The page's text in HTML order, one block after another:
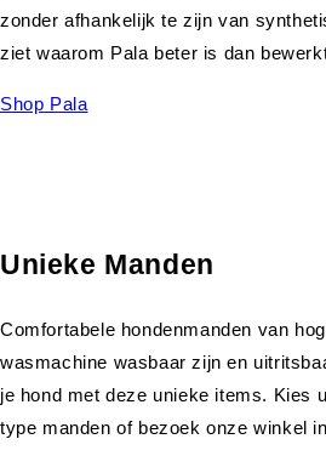
zonder afhankelijk te zijn van
ziet waarom Pala beter is dan
Shop Pala
Unieke Manden
Comfortabele hondenmanden van
wasmachine wasbaar zijn en
je hond met deze unieke items. Kies
type manden of bezoek onze winkel